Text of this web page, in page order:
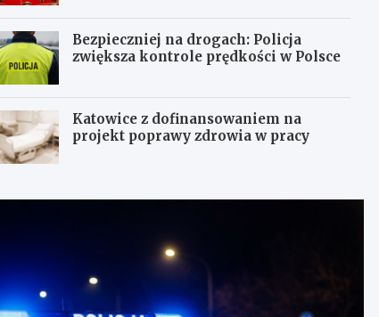
Bezpieczniej na drogach: Policja
zwiększa kontrole prędkości w Polsce
Katowice z dofinansowaniem na
projekt poprawy zdrowia w pracy